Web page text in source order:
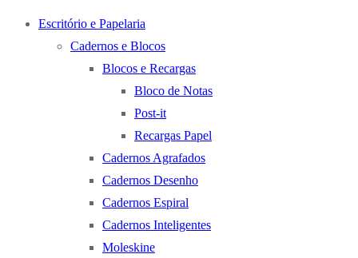
Escritório e Papelaria
Cadernos e Blocos
Blocos e Recargas
Bloco de Notas
Post-it
Recargas Papel
Cadernos Agrafados
Cadernos Desenho
Cadernos Espiral
Cadernos Inteligentes
Moleskine